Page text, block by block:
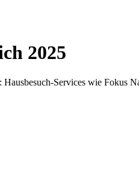
2025
Services wie Fokus